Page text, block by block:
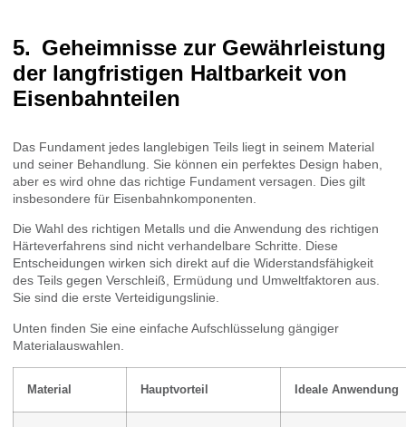
Geheimnisse zur Gewährleistung
der langfristigen Haltbarkeit von
Eisenbahnteilen
Das Fundament jedes langlebigen Teils liegt in seinem Material
und seiner Behandlung. Sie können ein perfektes Design haben,
aber es wird ohne das richtige Fundament versagen. Dies gilt
insbesondere für Eisenbahnkomponenten.
Die Wahl des richtigen Metalls und die Anwendung des richtigen
Härteverfahrens sind nicht verhandelbare Schritte. Diese
Entscheidungen wirken sich direkt auf die Widerstandsfähigkeit
des Teils gegen Verschleiß, Ermüdung und Umweltfaktoren aus.
Sie sind die erste Verteidigungslinie.
Unten finden Sie eine einfache Aufschlüsselung gängiger
Materialauswahlen.
Material Hauptvorteil Ideale Anwendung